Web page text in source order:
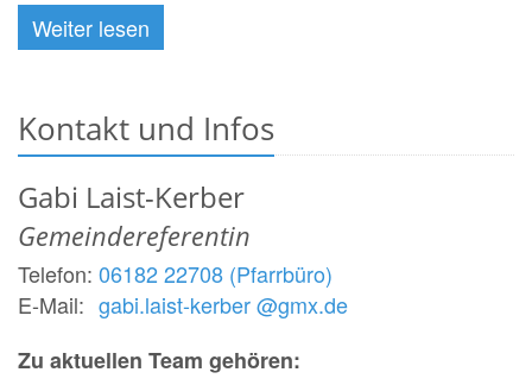
Weiter lesen
Kontakt und Infos
Gabi Laist-Kerber
Gemeindereferentin
Telefon: 06182 22708 (Pfarrbüro)
E-Mail: gabi.laist-kerber @gmx.de
Zu aktuellen Team gehören: